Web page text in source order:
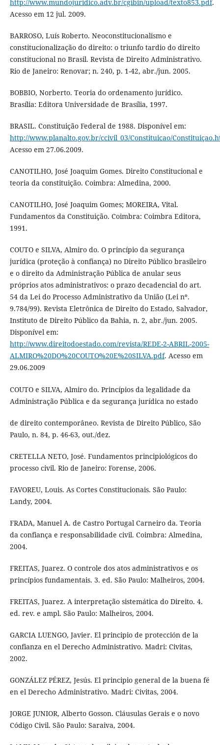
http://www.mundojuridico.adv.br/cgibin/upload/texto853.pdf.
Acesso em 12 jul. 2009.
BARROSO, Luís Roberto. Neoconstitucionalismo e
constitucionalização do direito: o triunfo tardio do direito
constitucional no Brasil. Revista de Direito Administrativo.
Rio de Janeiro: Renovar; n. 240, p. 1-42, abr./jun. 2005.
BOBBIO, Norberto. Teoria do ordenamento jurídico.
Brasília: Editora Universidade de Brasília, 1997.
BRASIL. Constituição Federal de 1988. Disponível em:
http://www.planalto.gov.br/ccivil_03/Constituicao/
Acesso em 27.06.2009.
CANOTILHO, José Joaquim Gomes. Direito Constitucional e
teoria da constituição. Coimbra: Almedina, 2000.
CANOTILHO, José Joaquim Gomes; MOREIRA, Vital.
Fundamentos da Constituição. Coimbra: Coimbra Editora,
1991.
COUTO e SILVA, Almiro do. O princípio da segurança
jurídica (proteção à confiança) no Direito Público brasileiro
e o direito da Administração Pública de anular seus
próprios atos administrativos: o prazo decadencial do art.
54 da Lei do Processo Administrativo da União (Lei nº.
9.784/99). Revista Eletrônica de Direito do Estado, Salvador,
Instituto de Direito Público da Bahia, n. 2, abr./jun. 2005.
Disponível em:
http://www.direitodoestado.com/revista/REDE-2-ABRIL-2005-
ALMIRO%20DO%20COUTO%20E%20SILVA.pdf. Acesso em
29.06.2009
COUTO e SILVA, Almiro do. Princípios da legalidade da
Administração Pública e da segurança jurídica no estado
de direito contemporâneo. Revista de Direito Público, São
Paulo, n. 84, p. 46-63, out./dez.
CRETELLA NETO, José. Fundamentos principiológicos do
processo civil. Rio de Janeiro: Forense, 2006.
FAVOREU, Louis. As Cortes Constitucionais. São Paulo:
Landy, 2004.
FRADA, Manuel A. de Castro Portugal Carneiro da. Teoria
da confiança e responsabilidade civil. Coimbra: Almedina,
2004.
FREITAS, Juarez. O controle dos atos administrativos e os
princípios fundamentais. 3. ed. São Paulo: Malheiros, 2004.
FREITAS, Juarez. A interpretação sistemática do Direito. 4.
ed. rev. e ampl. São Paulo: Malheiros, 2004.
GARCIA LUENGO, Javier. El principio de protección de la
confianza en el Derecho Administrativo. Madri: Civitas,
2002.
GONZÁLEZ PÉREZ, Jesús. El principio general de la buena fé
en el Derecho Administrativo. Madri: Civitas, 2004.
JORGE JUNIOR, Alberto Gosson. Cláusulas Gerais e o novo
Código Civil. São Paulo: Saraiva, 2004.